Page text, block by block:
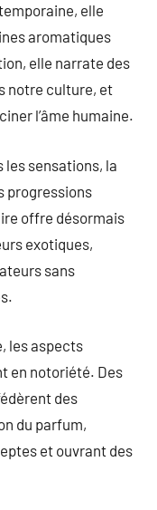
elle
aromatiques
elle narrate des
notre culture, et
l’âme humaine.
les sensations, la
progressions
offre désormais
exotiques,
sans
les aspects
en notoriété. Des
des
du parfum,
et ouvrant des